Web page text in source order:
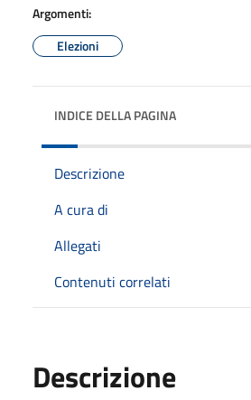
Argomenti:
Elezioni
INDICE DELLA PAGINA
Descrizione
A cura di
Allegati
Contenuti correlati
Descrizione